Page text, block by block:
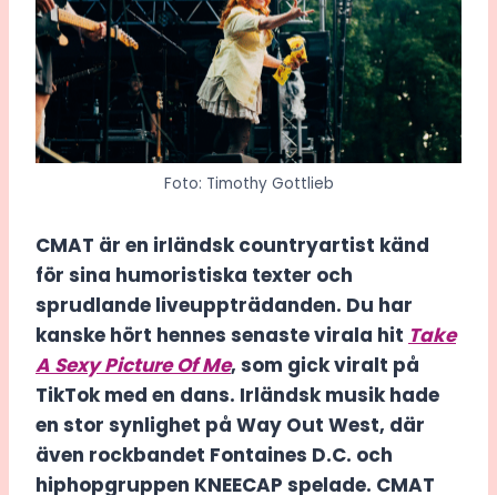
Foto: Timothy Gottlieb
CMAT är en irländsk countryartist känd
för sina humoristiska texter och
sprudlande liveuppträdanden. Du har
kanske hört hennes senaste virala hit Take
A Sexy Picture Of Me, som gick viralt på
TikTok med en dans. Irländsk musik hade
en stor synlighet på Way Out West, där
även rockbandet Fontaines D.C. och
hiphopgruppen KNEECAP spelade. CMAT